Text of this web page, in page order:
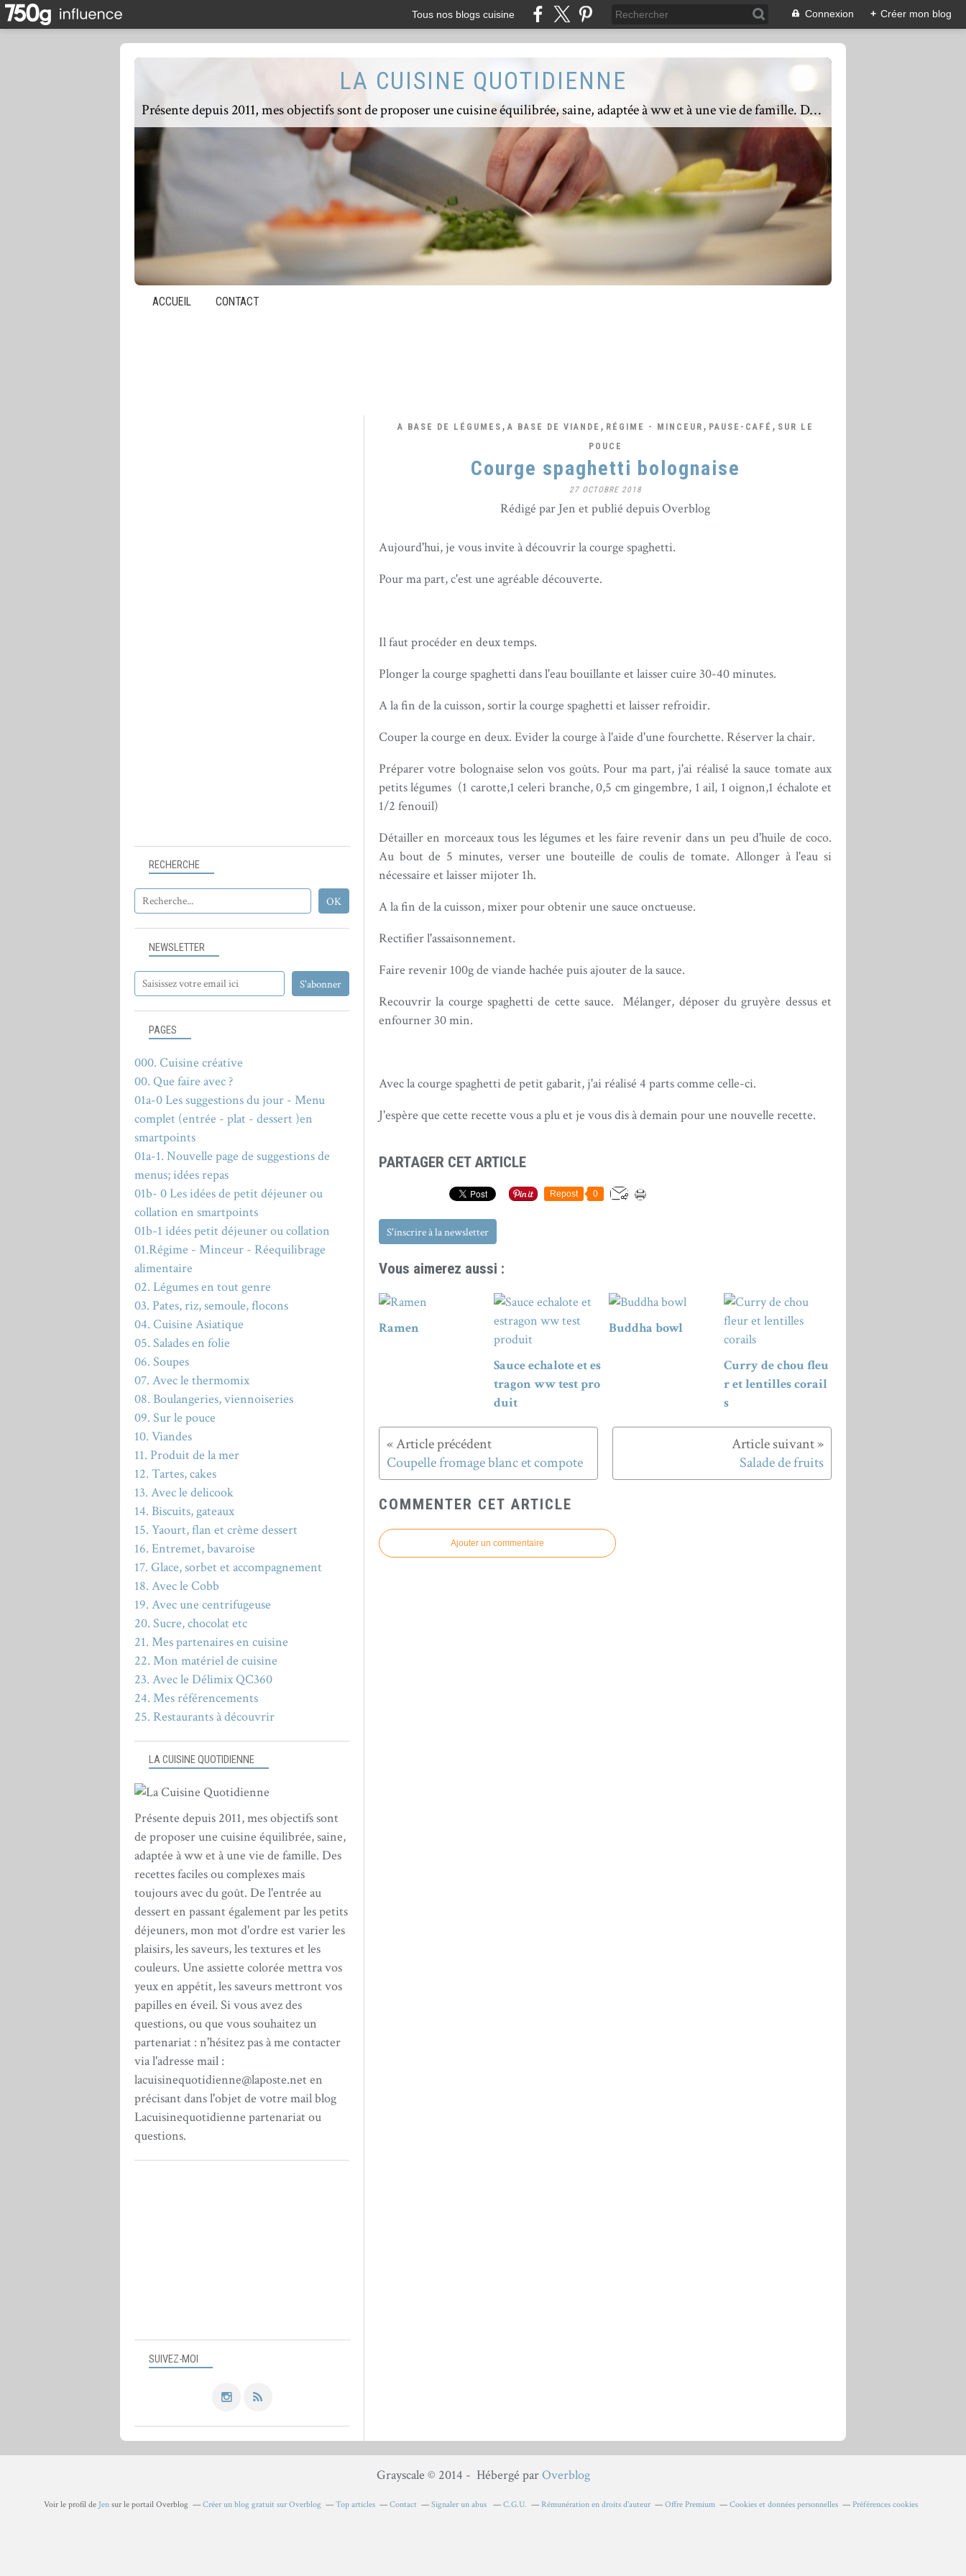
Tous nos blogs cuisine Connexion + Créer mon blog
LA CUISINE QUOTIDIENNE
Présente depuis 2011, mes objectifs sont de proposer une cuisine équilibrée, saine, adaptée à ww et à une vie de famille. Des recettes faciles ou complexes mais toujours avec du goût. De l'entrée au dessert en passant également par les petits déjeuners, mon mot d'ordre est varier les plaisirs, les saveurs, les textures et les couleurs. Une assiette colorée mettra vos yeux en appétit, les saveurs mettront vos papilles en éveil. Si vous avez des questions, ou que vous souhaitez un partenariat : n'hésitez pas à me contacter via l'adresse mail : lacuisinequotidienne@laposte.net en précisant dans l'objet de votre mail blog Lacuisinequotidienne partenariat ou questions.
ACCUEIL CONTACT
A BASE DE LÉGUMES , A BASE DE VIANDE , RÉGIME - MINCEUR , PAUSE-CAFÉ , SUR LE
POUCE
Courge spaghetti bolognaise
27 OCTOBRE 2018
Rédigé par Jen et publié depuis Overblog
Aujourd'hui, je vous invite à découvrir la courge spaghetti.
Pour ma part, c'est une agréable découverte.
Il faut procéder en deux temps.
Plonger la courge spaghetti dans l'eau bouillante et laisser cuire 30-40 minutes.
A la fin de la cuisson, sortir la courge spaghetti et laisser refroidir.
Couper la courge en deux. Evider la courge à l'aide d'une fourchette. Réserver la chair.
Préparer votre bolognaise selon vos goûts. Pour ma part, j'ai réalisé la sauce tomate aux
petits légumes (1 carotte,1 celeri branche, 0,5 cm gingembre, 1 ail, 1 oignon,1 échalote et
1/2 fenouil)
Détailler en morceaux tous les légumes et les faire revenir dans un peu d'huile de coco.
Au bout de 5 minutes, verser une bouteille de coulis de tomate. Allonger à l'eau si
nécessaire et laisser mijoter 1h.
A la fin de la cuisson, mixer pour obtenir une sauce onctueuse.
Rectifier l'assaisonnement.
Faire revenir 100g de viande hachée puis ajouter de la sauce.
Recouvrir la courge spaghetti de cette sauce. Mélanger, déposer du gruyère dessus et
enfourner 30 min.
Avec la courge spaghetti de petit gabarit, j'ai réalisé 4 parts comme celle-ci.
J'espère que cette recette vous a plu et je vous dis à demain pour une nouvelle recette.
PARTAGER CET ARTICLE
Repost 0
S'inscrire à la newsletter
Vous aimerez aussi :
Ramen
Sauce echalote et es
tragon ww test pro
duit
Buddha bowl
Curry de chou fleu
r et lentilles corail
s
Coupelle fromage blanc et compote Salade de fruits
COMMENTER CET ARTICLE
Ajouter un commentaire
NEWSLETTER
SUIVEZ-MOI
RECHERCHE
LA CUISINE QUOTIDIENNE
Présente depuis 2011, mes objectifs sont
de proposer une cuisine équilibrée, saine,
adaptée à ww et à une vie de famille. Des
recettes faciles ou complexes mais
toujours avec du goût. De l'entrée au
dessert en passant également par les petits
déjeuners, mon mot d'ordre est varier les
plaisirs, les saveurs, les textures et les
couleurs. Une assiette colorée mettra vos
yeux en appétit, les saveurs mettront vos
papilles en éveil. Si vous avez des
questions, ou que vous souhaitez un
partenariat : n'hésitez pas à me contacter
via l'adresse mail :
lacuisinequotidienne@laposte.net en
précisant dans l'objet de votre mail blog
Lacuisinequotidienne partenariat ou
questions.
PAGES
000. Cuisine créative
00. Que faire avec ?
01a-0 Les suggestions du jour - Menu
complet (entrée - plat - dessert )en
smartpoints
01a-1. Nouvelle page de suggestions de
menus; idées repas
01b- 0 Les idées de petit déjeuner ou
collation en smartpoints
01b-1 idées petit déjeuner ou collation
01.Régime - Minceur - Réequilibrage
alimentaire
02. Légumes en tout genre
03. Pates, riz, semoule, flocons
04. Cuisine Asiatique
05. Salades en folie
06. Soupes
07. Avec le thermomix
08. Boulangeries, viennoiseries
09. Sur le pouce
10. Viandes
11. Produit de la mer
12. Tartes, cakes
13. Avec le delicook
14. Biscuits, gateaux
15. Yaourt, flan et crème dessert
16. Entremet, bavaroise
17. Glace, sorbet et accompagnement
18. Avec le Cobb
19. Avec une centrifugeuse
20. Sucre, chocolat etc
21. Mes partenaires en cuisine
22. Mon matériel de cuisine
23. Avec le Délimix QC360
24. Mes référencements
25. Restaurants à découvrir
Grayscale © 2014 - Hébergé parOverblog
Voir le profil de Jen sur le portail Overblog Créer un blog gratuit sur Overblog Top articles Contact Signaler un abus C.G.U. Rémunération en droits d'auteur Offre Premium Cookies et données personnelles Préférences cookies